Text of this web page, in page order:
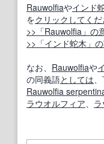
Rauwolfiaやインド
をクリックしてく
>>「Rauwolfia」の
>>「インド蛇木」
なお、 Rauwolfiaや
の同義語としては
Rauwolfia
ラウオルフィア